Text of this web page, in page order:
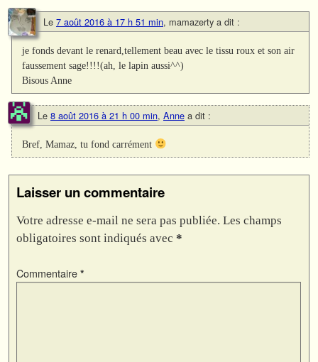
Le 7 août 2016 à 17 h 51 min, mamazerty a dit :
je fonds devant le renard,tellement beau avec le tissu roux et son air
faussement sage!!!!(ah, le lapin aussi^^)
Bisous Anne
Le 8 août 2016 à 21 h 00 min, Anne a dit :
Bref, Mamaz, tu fond carrément
Laisser un commentaire
Votre adresse e-mail ne sera pas publiée. Les champs
obligatoires sont indiqués avec *
Commentaire *